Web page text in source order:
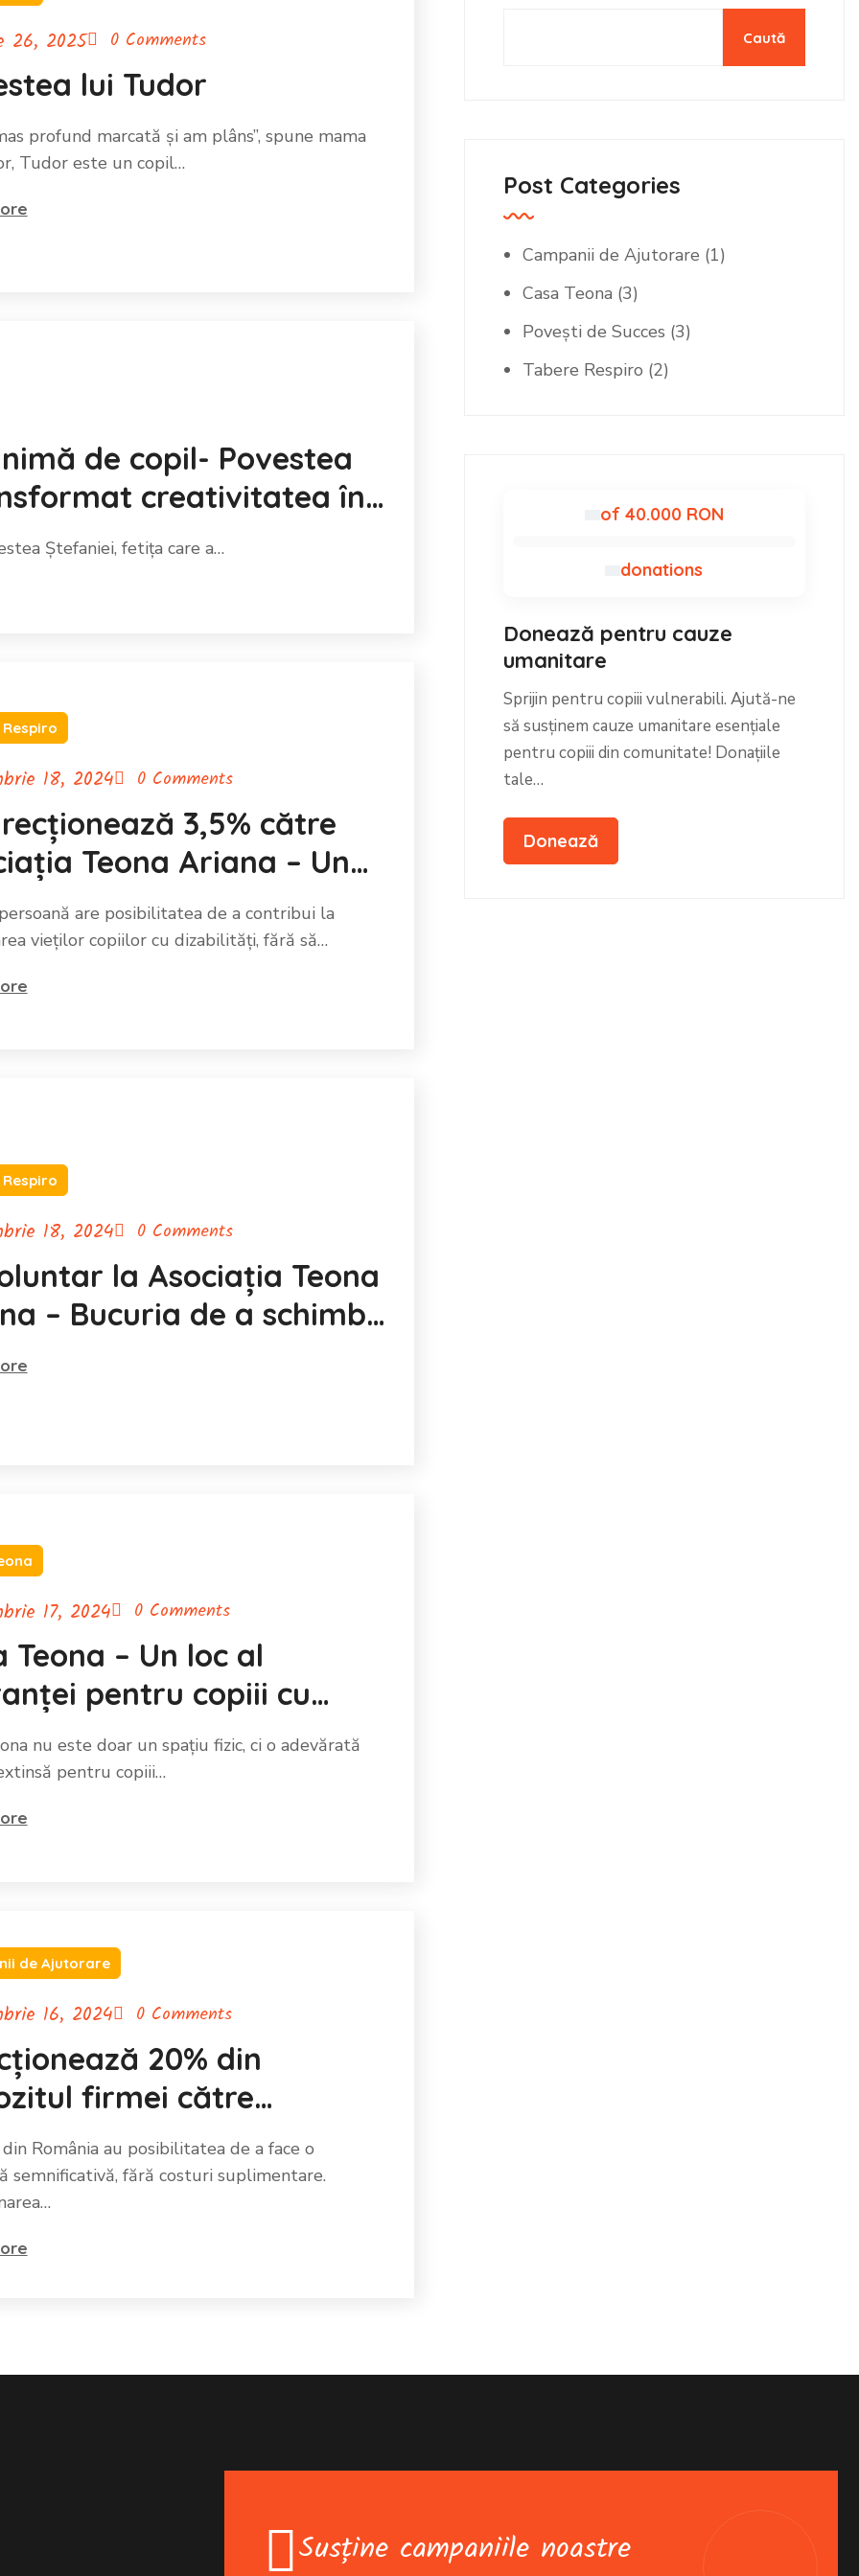
26, 2025 0 Comments
lui Tudor
profund marcată și am plâns”, spune mama
Tudor este un copil…
de copil- Povestea
creativitatea în
Ștefaniei, fetița care a…
18, 2024 0 Comments
3,5% către
Teona Ariana – Un
click pentru o diferență
are posibilitatea de a contribui la
vieților copiilor cu dizabilități, fără să…
18, 2024 0 Comments
la Asociația Teona
– Bucuria de a schimba
17, 2024 0 Comments
Teona – Un loc al
pentru copiii cu
nu este doar un spațiu fizic, ci o adevărată
pentru copiii…
de Ajutorare
16, 2024 0 Comments
20% din
firmei către
Teona Ariana
România au posibilitatea de a face o
semnificativă, fără costuri suplimentare.
Caută
Post Categories
Campanii de Ajutorare (1)
Casa Teona (3)
Povești de Succes (3)
Tabere Respiro (2)
Donează pentru cauze
umanitare
Sprijin pentru copiii vulnerabili. Ajută-ne
să susținem cauze umanitare esențiale
pentru copiii din comunitate! Donațiile
tale…
Donează
of 40.000 RON
donations
Susține campaniile noastre